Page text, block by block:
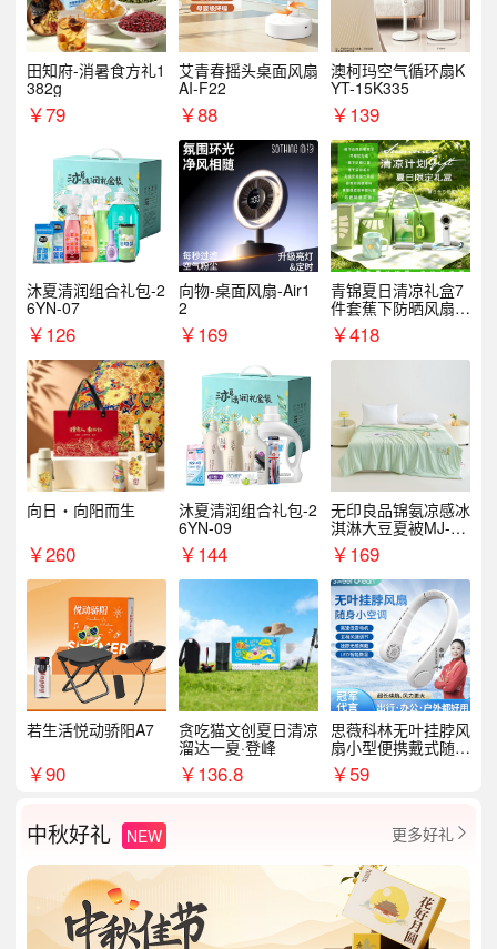
田知府-消暑食方礼1
382g
￥79
艾青春摇头桌面风扇
AI-F22
￥88
澳柯玛空气循环扇K
YT-15K335
￥139
沐夏清润组合礼包-2
6YN-07
￥126
向物-桌面风扇-Air1
2
￥169
青锦夏日清凉礼盒7
件套蕉下防晒风扇员
工福利端午伴手礼企
业定制
￥418
向日・向阳而生
￥260
沐夏清润组合礼包-2
6YN-09
￥144
无印良品锦氨凉感冰
淇淋大豆夏被MJ-B2
025-0193
￥169
若生活悦动骄阳A7
￥90
贪吃猫文创夏日清凉
溜达一夏·登峰
￥136.8
思薇科林无叶挂脖风
扇小型便携戴式随身
挂脖子降温神器
￥59
中秋好礼 NEW 更多好礼 